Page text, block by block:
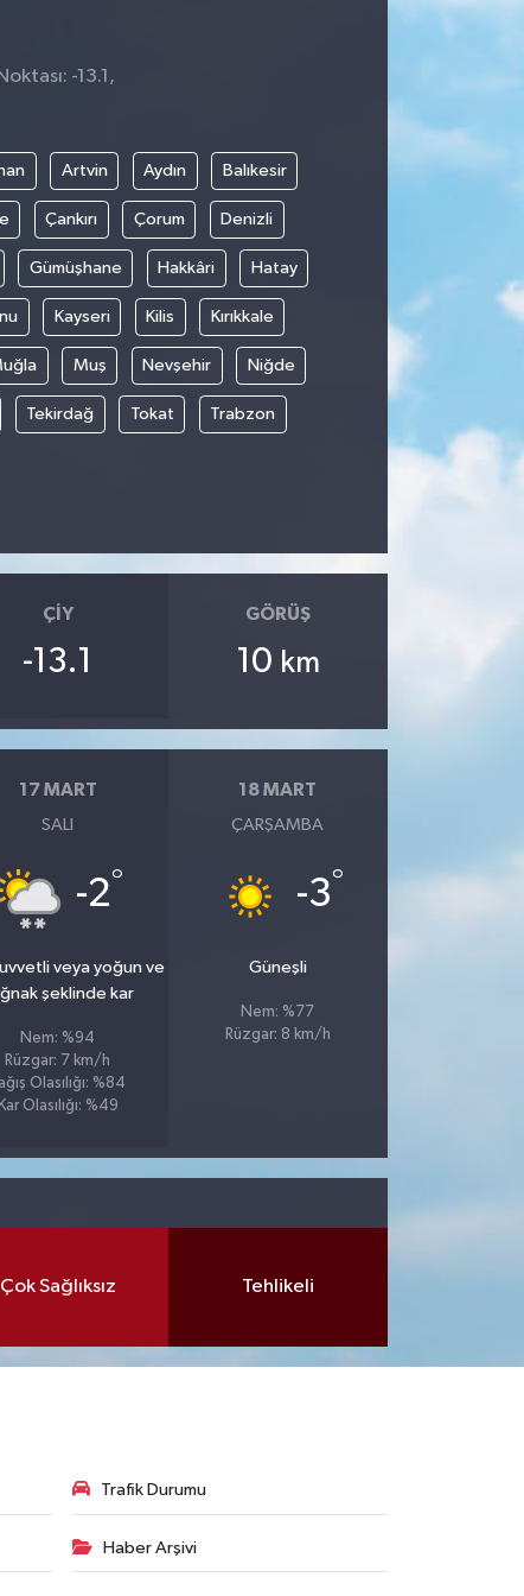
-13.1,
Artvin Aydın Balıkesir
Çankırı Çorum Denizli
Gümüşhane Hakkâri Hatay
Kayseri Kilis Kırıkkale
Muş Nevşehir Niğde
Tekirdağ Tokat Trabzon
ÇIY
-13.1
GÖRÜŞ
10 km
17 MART
SALI
-2°
veya yoğun ve
şeklinde kar
Nem: %94
Rüzgar: 7 km/h
Olasılığı: %84
Kar Olasılığı: %49
18 MART
ÇARŞAMBA
-3°
Güneşli
Nem: %77
Rüzgar: 8 km/h
Çok Sağlıksız Tehlikeli
Trafik Durumu
Haber Arşivi